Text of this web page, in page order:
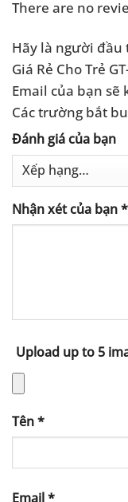
There are no
Hãy là người đầu
Giá Rẻ Cho Trẻ
Email của bạn
Các trường bắt
Đánh giá của bạn
Nhận xét của bạn*
Upload up to 5
Tên*
Email*